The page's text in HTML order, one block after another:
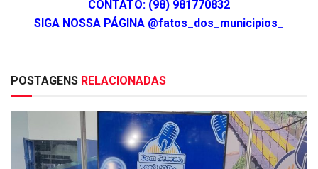
CONTATO: (98) 981770832
SIGA NOSSA PÁGINA @fatos_dos_municipios_
POSTAGENS RELACIONADAS